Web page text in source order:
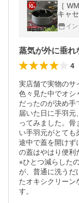
［
キャ
フ IH
ラチ
イ
蒸気が外に垂れ
4
実店舗で実物のサ
色々見た中でオシ
だったのが決め手
届いた日に手羽
ってみました。骨
い手羽元がとても
途中で蓋を開けず
の蓋はやはり便利
⭐︎ひとつ減らした
が、普通に洗うだ
たオキシクリーン
す。